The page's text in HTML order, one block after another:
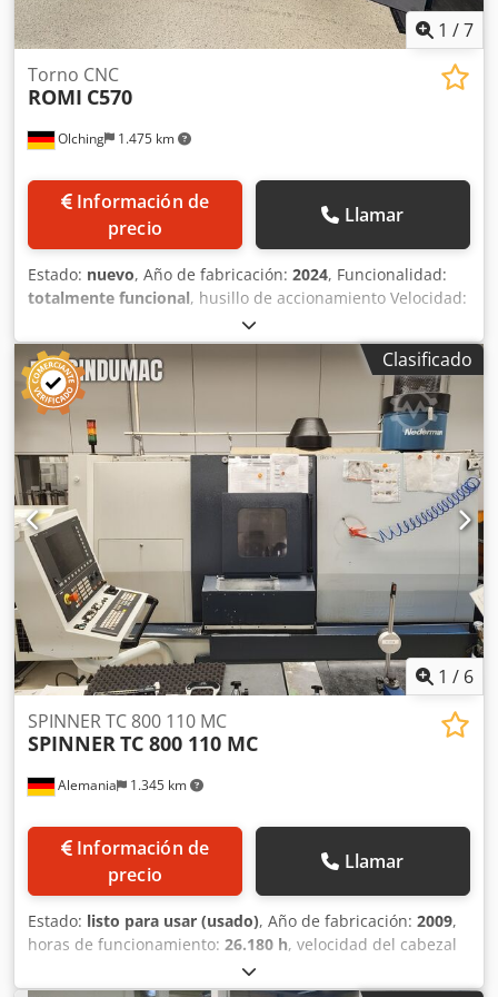
1 /7
Olching 1.475 km
Torno CNC
ROMI C570
Información de
precio
Llamar
Estado: nuevo, Año de fabricación: 2024, Funcionalidad:
totalmente funcional, husillo de accionamiento Velocidad:
3.000 rpm Potencia: 11 kW Par motor: 320 Nm Diámetro del
mandril: 260 mm Diámetro del husillo: 65 mm Nariz del
husillo: A2-6'' Espacio de trabajo Distancia entre centros:
1.500 mm Altura del centro: 290 mm Diámetro sobre la
cama: 570 mm Diámetro sobre el carro: 510 mm sistema
de herramientas Revólver: PARAT cabezal de torreta de 4
vías RD 3 Crodpsup Slbjfx Ac Ijf contrapunto Tecnología:
manual Punto de centrado: MK-4 (en funcionamiento)
equipo Gestión de chips: bandeja de chips Suministro de
refrigerante: bomba de refrigerante 7 bar
Clasificado
1 / 6
Alemania 1.345 km
SPINNER TC 800 110 MC
SPINNERTC 800 110 MC
Información de
precio
Llamar
Estado: listo para usar (usado), Año de fabricación: 2009,
horas de funcionamiento: 26.180 h, velocidad del cabezal
, recorrido eje X:
eje Z:980 mm, potencia del motor del husillo:33.000 W,